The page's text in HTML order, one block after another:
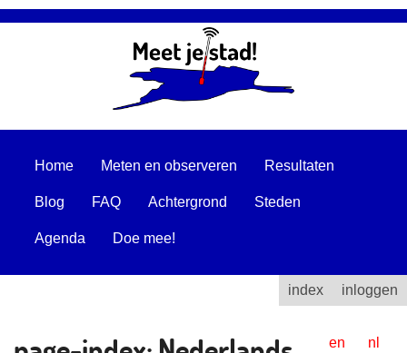
Home Meten en observeren Resultaten
Blog FAQ Achtergrond Steden
Agenda Doe mee!
index inloggen
en nl